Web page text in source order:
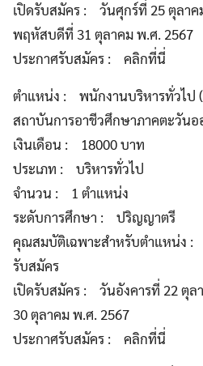
เปิดรับสมัคร : วันศุกร์ที่ 25 ตุลาค
พฤหัสบดีที่ 31 ตุลาคม พ.ศ. 2567
ประกาศรับสมัคร : คลิกที่นี่
ตำแหน่ง : พนักงานบริหารทั่วไป
สถาบันการอาชีวศึกษาภาคตะวันอ
เงินเดือน : 18000 บาท
ประเภท : บริหารทั่วไป
จำนวน : 1 ตำแหน่ง
ระดับการศึกษา : ปริญญาตรี
คุณสมบัติเฉพาะสำหรับตำแหน่ง :
รับสมัคร
เปิดรับสมัคร : วันอังคารที่ 22 ตุล
30 ตุลาคม พ.ศ. 2567
ประกาศรับสมัคร : คลิกที่นี่